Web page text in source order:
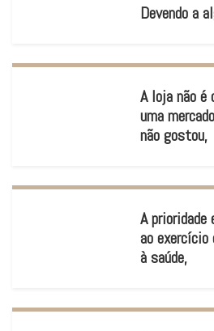
Devendo a
A loja não é
uma
não gostou,
A
ao
à saúde,